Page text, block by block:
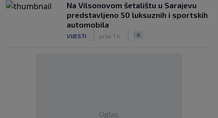
Na Vilsonovom šetalištu u Sarajevu
predstavljeno 50 luksuznih i sportskih
automobila
VIJESTI prije 1 h 0
Oglas